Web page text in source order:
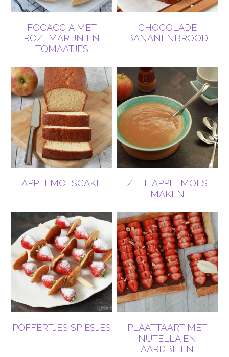
FOCACCIA MET
ROZEMARIJN EN
TOMAATJES
CHOCOLADE
BANANENBROOD
APPELMOESCAKE
ZELF APPELMOES
MAKEN
POFFERTJES SPIESJES
PLAATTAART MET
NUTELLA EN
AARDBEIEN